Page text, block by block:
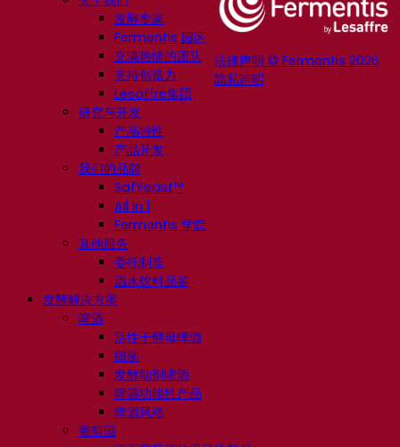
法律声明 © Fermentis 2026
隐私声明
发酵专家
Fermentis 园区
充满热情的团队
支持创造力
Lesaffre集团
研究与开发
产品特性
产品开发
我们的品牌
SafYeast™
All In 1
Fermentis 学院
其他服务
委托制造
酒水饮料品鉴
发酵解决方案
啤酒
活性干酵母啤酒
细菌
发酵助剂啤酒
啤酒功能性产品
啤酒风格
葡萄酒